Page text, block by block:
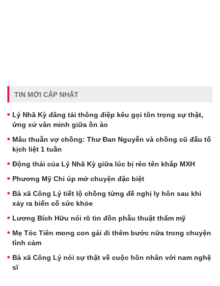
TIN MỚI CẬP NHẬT
Lý Nhã Kỳ đăng tải thông điệp kêu gọi tôn trọng sự thật,
ứng xử văn minh giữa ồn ào
Mâu thuẫn vợ chồng: Thư Đan Nguyễn và chồng cũ đấu tố
kịch liệt 1 tuần
Động thái của Lý Nhã Kỳ giữa lúc bị réo tên khắp MXH
Phương Mỹ Chi úp mở chuyện đặc biệt
Bà xã Công Lý tiết lộ chồng từng đề nghị ly hôn sau khi
xảy ra biến cố sức khỏe
Lương Bích Hữu nói rõ tin đồn phẫu thuật thẩm mỹ
Mẹ Tóc Tiên mong con gái đi thêm bước nữa trong chuyện
tình cảm
Bà xã Công Lý nói sự thật về cuộc hôn nhân với nam nghệ
sĩ